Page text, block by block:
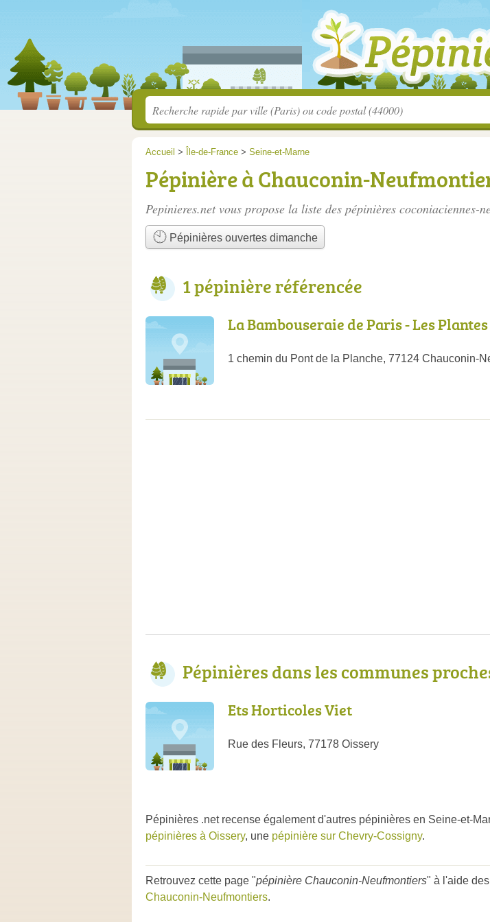
Accueil > Île-de-France > Seine-et-Marne
Pépinière à Chauconin-
Pepinieres.net vous propose la liste des pépinières coconiaciennes-
Pépinières ouvertes dimanche
1 pépinière référencée
La Bambouseraie de Paris - Les
1 chemin du Pont de la Planche, 77124 Chauconin-
Pépinières dans les communes
Ets Horticoles Viet
Rue des Fleurs, 77178 Oissery
Pépinières .net recense également d'autres pépinières en Seine-et-
pépinières à Oissery, une pépinière sur Chevry-Cossigny.
Retrouvez cette page "pépinière Chauconin-Neufmontiers" à l'aide
Chauconin-Neufmontiers.